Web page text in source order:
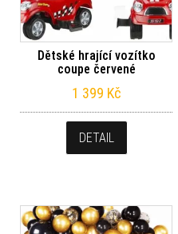
Dětské hrající vozítko
coupe červené
1 399 Kč
DETAIL